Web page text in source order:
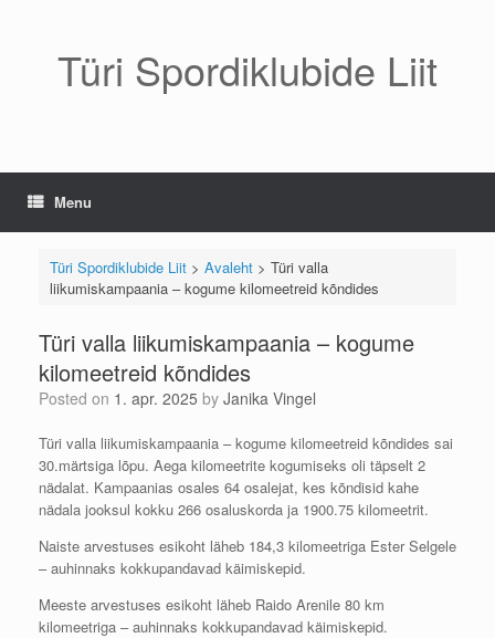
Türi Spordiklubide Liit
Menu
Türi Spordiklubide Liit> Avaleht> Türi valla
liikumiskampaania – kogume kilomeetreid kõndides
Türi valla liikumiskampaania – kogume
kilomeetreid kõndides
Posted on 1. apr. 2025 by Janika Vingel
Türi valla liikumiskampaania – kogume kilomeetreid kõndides sai
30.märtsiga lõpu. Aega kilomeetrite kogumiseks oli täpselt 2
nädalat. Kampaanias osales 64 osalejat, kes kõndisid kahe
nädala jooksul kokku 266 osaluskorda ja 1900.75 kilomeetrit.
Naiste arvestuses esikoht läheb 184,3 kilomeetriga Ester Selgele
– auhinnaks kokkupandavad käimiskepid.
Meeste arvestuses esikoht läheb Raido Arenile 80 km
kilomeetriga – auhinnaks kokkupandavad käimiskepid.